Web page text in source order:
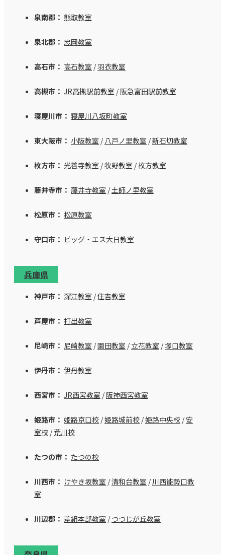
泉南郡： 熊取教室
泉北郡： 忠岡教室
高石市： 高石教室 /羽衣教室
高槻市： JR高槻駅前教室 /阪急富田駅前教室
寝屋川市： 寝屋川八坂町教室
東大阪市： 小阪教室 /八戸ノ里教室 /新石切教室
枚方市： 光善寺教室 /牧野教室 /枚方教室
藤井寺市： 藤井寺教室 /土師ノ里教室
松原市： 松原教室
守口市： ビッグ・エス大日教室
兵庫県
神戸市： 深江教室 /住吉教室
芦屋市： 打出教室
尼崎市： 尼崎教室 /園田教室 /立花教室 /塚口教室
伊丹市： 伊丹教室
西宮市： JR西宮教室 /阪神西宮教室
姫路市： 姫路京口校 /姫路城前校 /姫路中央校 /安
室校 /荒川校
たつの市： たつの校
川西市： けやき坂教室 /清和台教室 /川西能勢口教
室
川辺郡： 差組本部教室 /つつじが丘教室